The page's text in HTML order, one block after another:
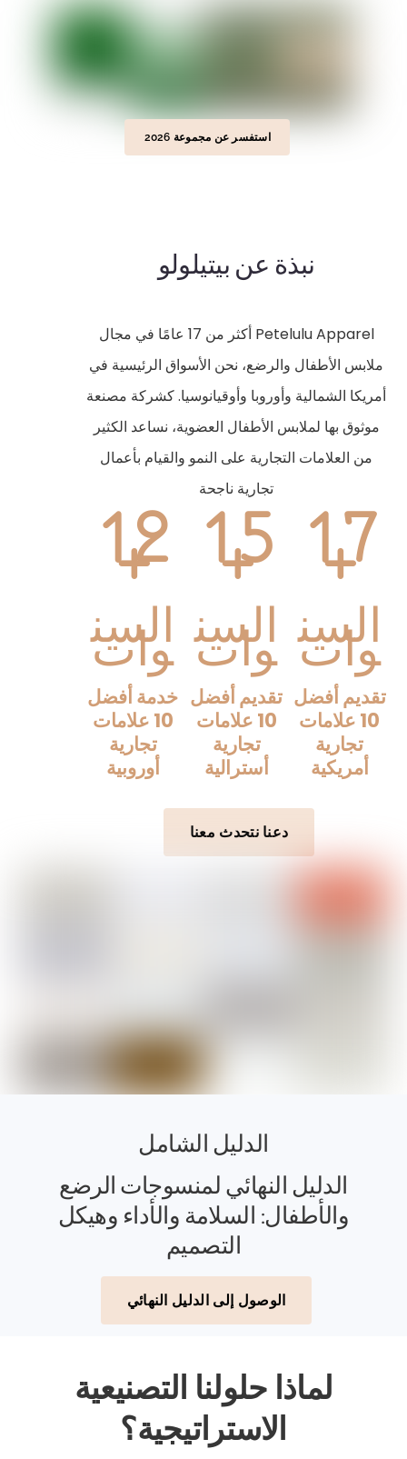
استفسر عن مجموعة 2026
نبذة عن بيتيلولو
Petelulu Apparel أكثر من 17 عامًا في مجال
ملابس الأطفال والرضع، نحن الأسواق الرئيسية في
أمريكا الشمالية وأوروبا وأوقيانوسيا. كشركة مصنعة
موثوق بها لملابس الأطفال العضوية، نساعد الكثير
من العلامات التجارية على النمو والقيام بأعمال
تجارية ناجحة
17
+
السن
وات
تقديم أفضل
10 علامات
تجارية
أمريكية
15
+
السن
وات
تقديم أفضل
10 علامات
تجارية
أسترالية
12
+
السن
وات
خدمة أفضل
10 علامات
تجارية
أوروبية
دعنا نتحدث معنا
الدليل الشامل
الدليل النهائي لمنسوجات الرضع
والأطفال: السلامة والأداء وهيكل
التصميم
الوصول إلى الدليل النهائي
لماذا حلولنا التصنيعية
الاستراتيجية؟